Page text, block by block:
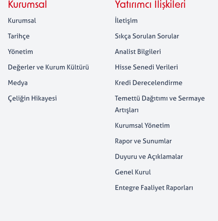
Kurumsal
Kurumsal
Tarihçe
Yönetim
Değerler ve Kurum Kültürü
Medya
Çeliğin Hikayesi
Yatırımcı İlişkileri
İletişim
Sıkça Sorulan Sorular
Analist Bilgileri
Hisse Senedi Verileri
Kredi Derecelendirme
Temettü Dağıtımı ve Sermaye
Artışları
Kurumsal Yönetim
Rapor ve Sunumlar
Duyuru ve Açıklamalar
Genel Kurul
Entegre Faaliyet Raporları